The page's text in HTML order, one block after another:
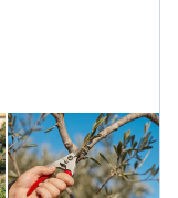
entretien de
,
d'arbres de
annexes. Je
à Hyeres)